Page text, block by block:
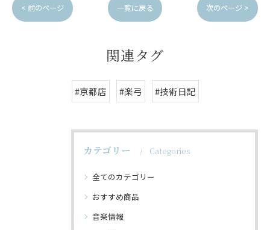
< 前のページ 一覧に戻る 次のページ >
関連タグ
#京都店 #楽弓 #技術日記
カテゴリー Categories
全てのカテゴリー
おすすめ商品
音楽情報